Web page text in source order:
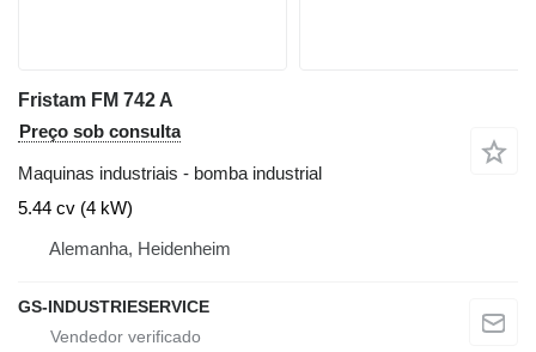
Fristam FM 742 A
Preço sob consulta
Maquinas industriais - bomba industrial
5.44 cv (4 kW)
Alemanha, Heidenheim
GS-INDUSTRIESERVICE